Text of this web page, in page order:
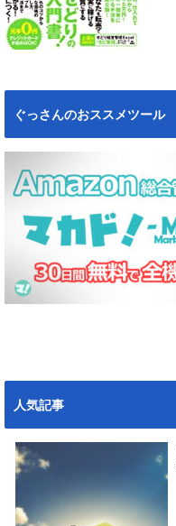
ぐっさんのおススメツール
人気記事